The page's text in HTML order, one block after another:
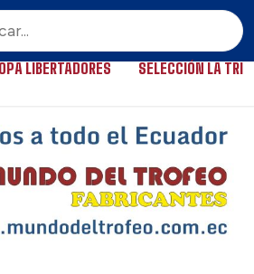
LIBERTADORES SELECCIÓN LA TRI